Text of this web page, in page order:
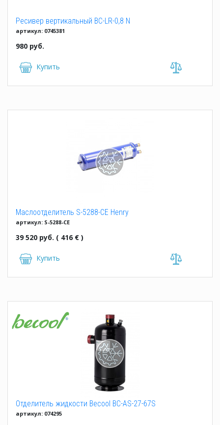
Ресивер вертикальный BC-LR-0,8 N
артикул: 0745381
980 руб.
Купить
Маслоотделитель S-5288-CE Henry
артикул: S-5288-CE
39 520 руб. ( 416 € )
Купить
Отделитель жидкости Becool BC-AS-27-67S
артикул: 074295